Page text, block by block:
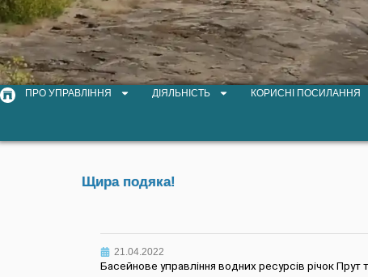
ПРО УПРАВЛІННЯ ДІЯЛЬНІСТЬ КОРИСНІ ПОСИЛАННЯ
Щира подяка!
21.04.2022
Басейнове управління водних ресурсів річок